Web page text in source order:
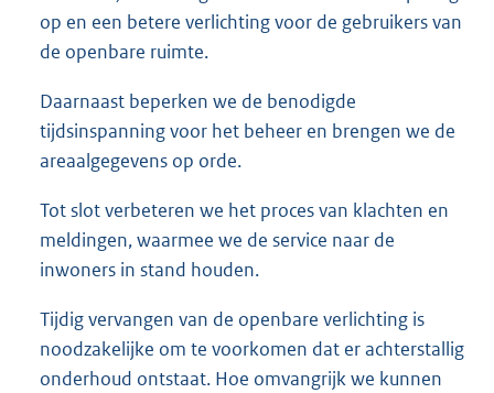
op en een betere verlichting voor de gebruikers van
de openbare ruimte.
Daarnaast beperken we de benodigde
tijdsinspanning voor het beheer en brengen we de
areaalgegevens op orde.
Tot slot verbeteren we het proces van klachten en
meldingen, waarmee we de service naar de
inwoners in stand houden.
Tijdig vervangen van de openbare verlichting is
noodzakelijke om te voorkomen dat er achterstallig
onderhoud ontstaat. Hoe omvangrijk we kunnen